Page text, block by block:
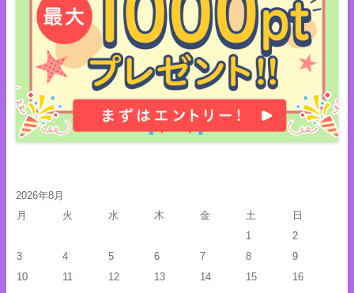
2026年8月
月
火 水 木 金 土
日
1
2
3
4 5 6 7 8
9
10
11 12 13 14 15
16